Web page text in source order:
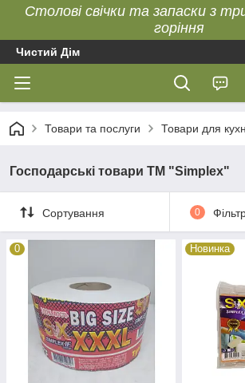
Столові свічки та запаски з
горіння
Чистий Дім
Товари та послуги Товари для
Господарські товари ТМ "Simplex"
Сортування 0
0 Новинка